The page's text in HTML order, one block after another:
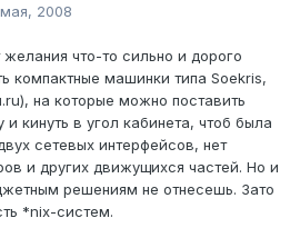
2008
что-то сильно и дорого
компактные машинки типа Soekris,
на которые можно поставить
кинуть в угол кабинета, чтоб была
сетевых интерфейсов, нет
и других движущихся частей. Но и
решениям не отнесешь. Зато
*nix-систем.